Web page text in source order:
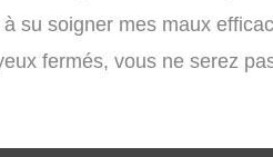
su soigner mes maux
fermés, vous ne serez